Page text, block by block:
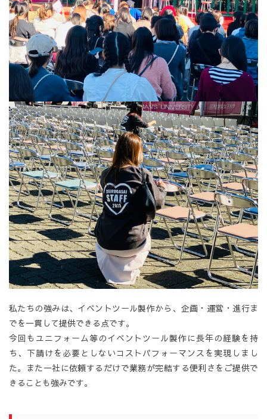
私たちの強みは、イベントツール製作から、企画・運営・進行ま
でを一貫して提供できる点です。
今回もユニフォーム等のイベントツール製作に長年の経験を持
ち、下請けを必要としないコストパフォーマンスを実現しまし
た。また一社に依頼するだけで業務が完結する便利さをご提供で
きることも強みです。